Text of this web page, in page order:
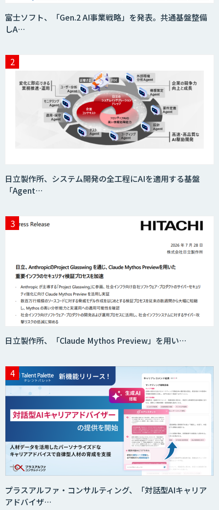
富士ソフト、「Gen.2 AI事業戦略」を発表。共通基盤整備
しA…
日立製作所、システム開発の全工程にAIを適用する基盤
「Agent…
日立製作所、「Claude Mythos Preview」を用い…
プラスアルファ・コンサルティング、「対話型AIキャリア
アドバイザ…